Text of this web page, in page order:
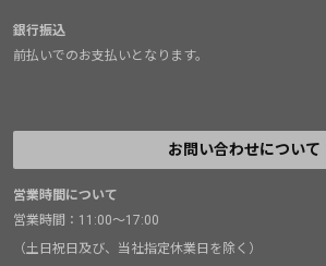
銀行振込
前払いでのお支払いとなります。
お問い合わせについて
営業時間について
営業時間：11:00～17:00
（土日祝日及び、当社指定休業日を除く）